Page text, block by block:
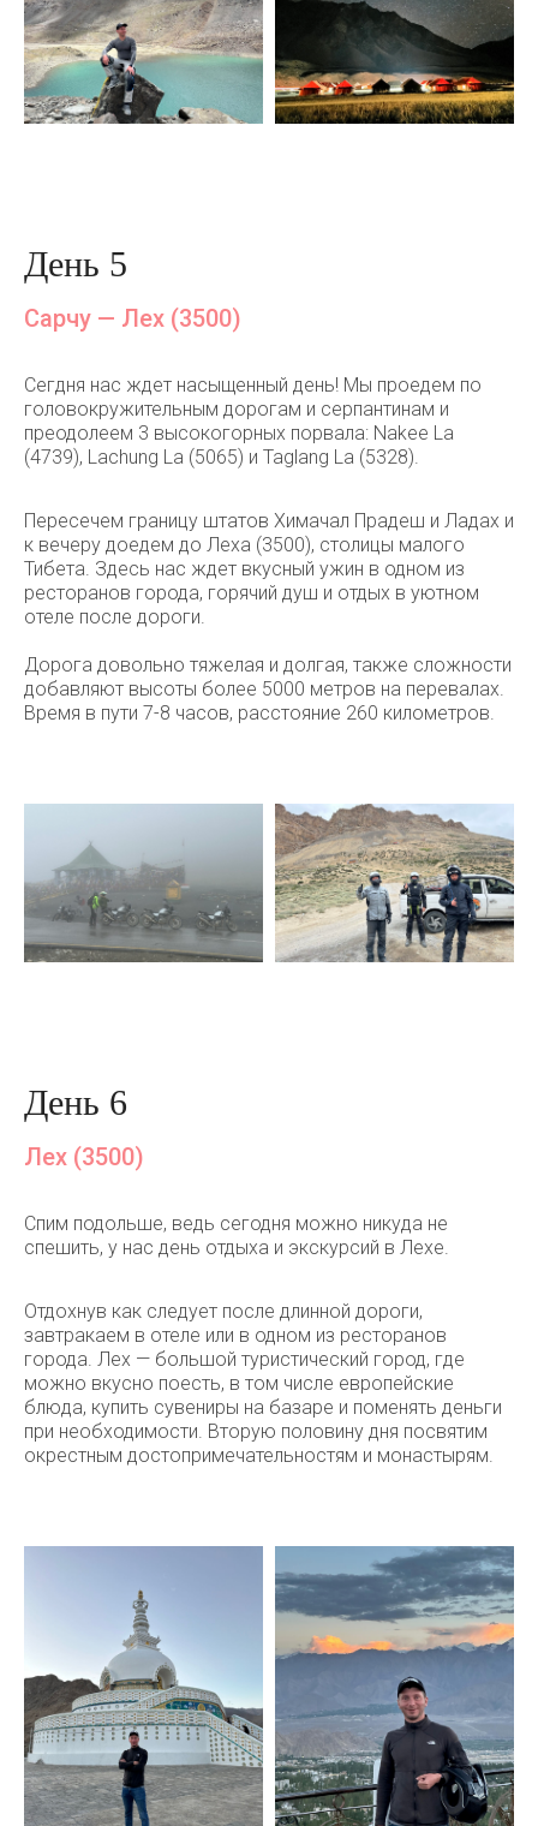
День 5
Сарчу — Лех (3500)
Сегдня нас ждет насыщенный день! Мы проедем по
головокружительным дорогам и серпантинам и
преодолеем 3 высокогорных порвала: Nakee La
(4739), Lachung La (5065) и Taglang La (5328).
Пересечем границу штатов Химачал Прадеш и Ладах и
к вечеру доедем до Леха (3500), столицы малого
Тибета. Здесь нас ждет вкусный ужин в одном из
ресторанов города, горячий душ и отдых в уютном
отеле после дороги.
Дорога довольно тяжелая и долгая, также сложности
добавляют высоты более 5000 метров на перевалах.
Время в пути 7-8 часов, расстояние 260 километров.
День 6
Лех (3500)
Спим подольше, ведь сегодня можно никуда не
спешить, у нас день отдыха и экскурсий в Лехе.
Отдохнув как следует после длинной дороги,
завтракаем в отеле или в одном из ресторанов
города. Лех — большой туристический город, где
можно вкусно поесть, в том числе европейские
блюда, купить сувениры на базаре и поменять деньги
при необходимости. Вторую половину дня посвятим
окрестным достопримечательностям и монастырям.